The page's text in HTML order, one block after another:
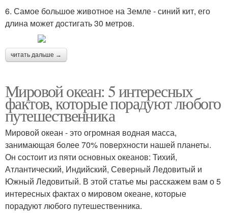
6. Самое большое животное на Земле - синий кит, его
длина может достигать 30 метров.
читать дальше →
Мировой океан: 5 интересных
фактов, которые порадуют любого
путешественника
Мировой океан - это огромная водная масса,
занимающая более 70% поверхности нашей планеты.
Он состоит из пяти основных океанов: Тихий,
Атлантический, Индийский, Северный Ледовитый и
Южный Ледовитый. В этой статье мы расскажем вам о 5
интересных фактах о мировом океане, которые
порадуют любого путешественника.